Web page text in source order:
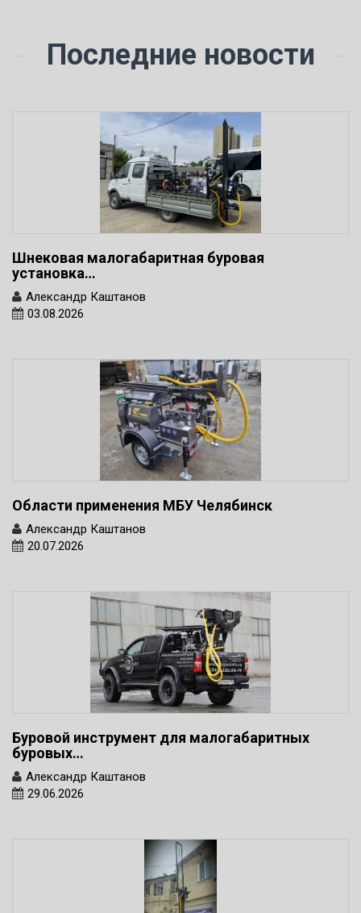
Последние новости
Шнековая малогабаритная буровая
установка…
Александр Каштанов
03.08.2026
Области применения МБУ Челябинск
Александр Каштанов
20.07.2026
Буровой инструмент для малогабаритных
буровых…
Александр Каштанов
29.06.2026